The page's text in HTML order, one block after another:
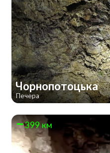
Чорнопотоцька
Печера
399 км